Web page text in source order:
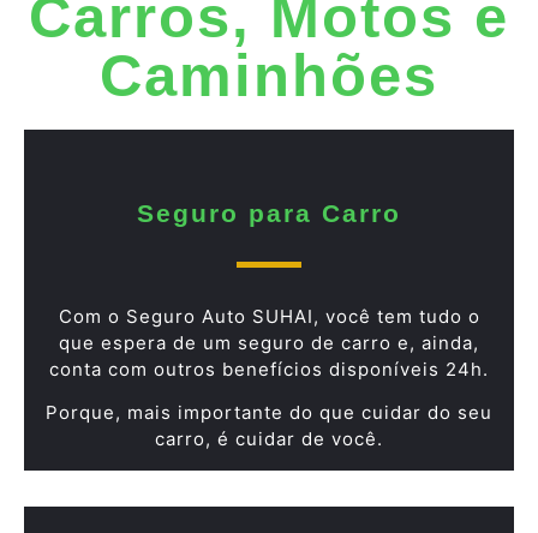
Carros, Motos e
Caminhões
Seguro para Carro
Com o Seguro Auto SUHAI, você tem tudo o
que espera de um seguro de carro e, ainda,
conta com outros benefícios disponíveis 24h.
Porque, mais importante do que cuidar do seu
carro, é cuidar de você.